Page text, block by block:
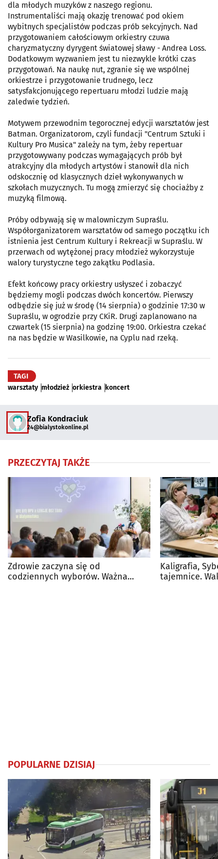
dla młodych muzyków z naszego regionu.
Instrumentaliści mają okazję trenować pod okiem
wybitnych specjalistów podczas prób sekcyjnych. Nad
przygotowaniem całościowym orkiestry czuwa
charyzmatyczny dyrygent światowej sławy - Andrea Loss.
Dodatkowym wyzwaniem jest tu niezwykle krótki czas
przygotowań. Na naukę nut, zgranie się we wspólnej
orkiestrze i przygotowanie trudnego, lecz
satysfakcjonującego repertuaru młodzi ludzie mają
zaledwie tydzień.
Motywem przewodnim tegorocznej edycji warsztatów jest
Batman. Organizatorom, czyli fundacji "Centrum Sztuki i
Kultury Pro Musica" zależy na tym, żeby repertuar
przygotowywany podczas wymagających prób był
atrakcyjny dla młodych artystów i stanowił dla nich
odskocznię od klasycznych dzieł wykonywanych w
szkołach muzycznych. Tu mogą zmierzyć się chociażby z
muzyką filmową.
Próby odbywają się w malowniczym Supraślu.
Współorganizatorem warsztatów od samego początku ich
istnienia jest Centrum Kultury i Rekreacji w Supraślu. W
przerwach od wytężonej pracy młodzież wykorzystuje
walory turystyczne tego zakątku Podlasia.
Efekt końcowy pracy orkiestry usłyszeć i zobaczyć
będziemy mogli podczas dwóch koncertów. Pierwszy
odbędzie się już w środę (14 sierpnia) o godzinie 17:30 w
Supraślu, w ogrodzie przy CKiR. Drugi zaplanowano na
czwartek (15 sierpnia) na godzinę 19:00. Orkiestra czekać
na nas będzie w Wasilkowie, na Cyplu nad rzeką.
TAGI
warsztaty młodzież orkiestra koncert
Zofia Kondraciuk
24@bialystokonline.pl
PRZECZYTAJ TAKŻE
Zdrowie zaczyna się od
codziennych wyborów. Ważna
Kaligrafia,
tajemnice.
POPULARNE DZISIAJ